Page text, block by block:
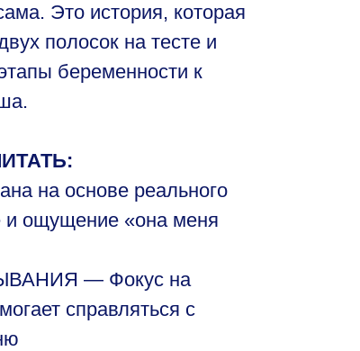
Это история, которая
полосок на тесте и
беременности к
на основе реального
и ощущение «она меня
— Фокус на
справляться с